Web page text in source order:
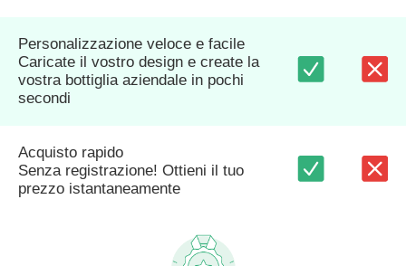
Personalizzazione veloce e facile
Caricate il vostro design e create la
vostra bottiglia aziendale in pochi
secondi
Acquisto rapido
Senza registrazione! Ottieni il tuo
prezzo istantaneamente